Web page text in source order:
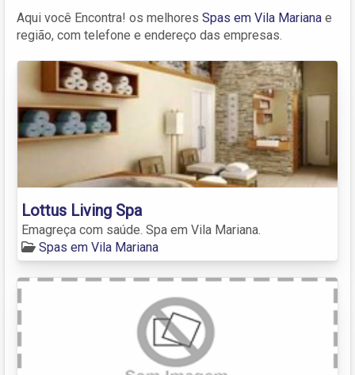
Aqui você Encontra! os melhores Spas em Vila Mariana e
região, com telefone e endereço das empresas.
Lottus Living Spa
Emagreça com saúde. Spa em Vila Mariana.
Spas em Vila Mariana